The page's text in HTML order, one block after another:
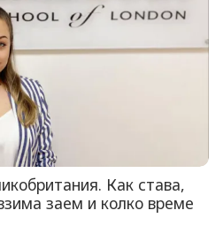
Как става,
заем и колко време